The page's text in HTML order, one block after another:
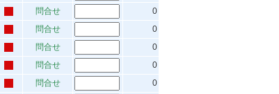
問合せ
0
問合せ
0
問合せ
0
問合せ
0
問合せ
0